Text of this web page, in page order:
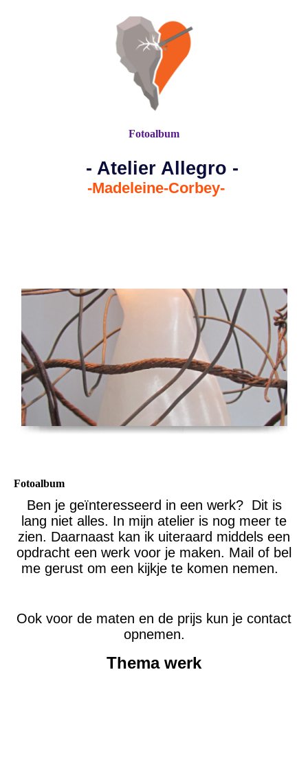
- Atelier Allegro -
-Madeleine-Corbey-
Fotoalbum
Fotoalbum
Ben je geïnteresseerd in een werk? Dit is
lang niet alles. In mijn atelier is nog meer te
zien. Daarnaast kan ik uiteraard middels een
opdracht een werk voor je maken. Mail of bel
me gerust om een kijkje te komen nemen.
Ook voor de maten en de prijs kun je contact
opnemen.
Thema werk